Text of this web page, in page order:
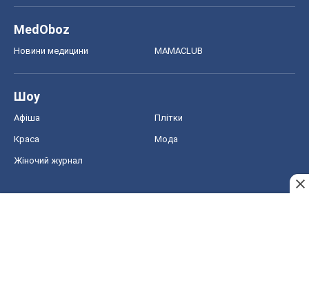
MedOboz
Новини медицини MAMACLUB
Шоу
Афіша Плітки
Краса Мода
Жіночий журнал